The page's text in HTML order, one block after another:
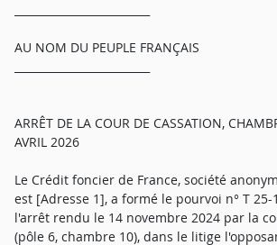
AU NOM DU PEUPLE FRANÇAIS
ARRÊT DE LA COUR DE CASSATION,
AVRIL 2026
Le Crédit foncier de France, société
est [Adresse 1], a formé le pourvoi n° T
l'arrêt rendu le 14 novembre 2024 par la
(pôle 6, chambre 10), dans le litige